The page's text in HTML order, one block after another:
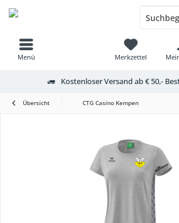
Menü Merkzettel
Kostenloser Versand ab € 50,-
Übersicht CTG Casino Kempen